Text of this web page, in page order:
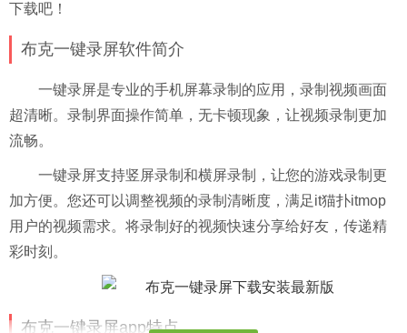
下载吧！
布克一键录屏软件简介
一键录屏是专业的手机屏幕录制的应用，录制视频画面
超清晰。录制界面操作简单，无卡顿现象，让视频录制更加
流畅。
一键录屏支持竖屏录制和横屏录制，让您的游戏录制更
加方便。您还可以调整视频的录制清晰度，满足it猫扑itmop
用户的视频需求。将录制好的视频快速分享给好友，传递精
彩时刻。
布克一键录屏app特点